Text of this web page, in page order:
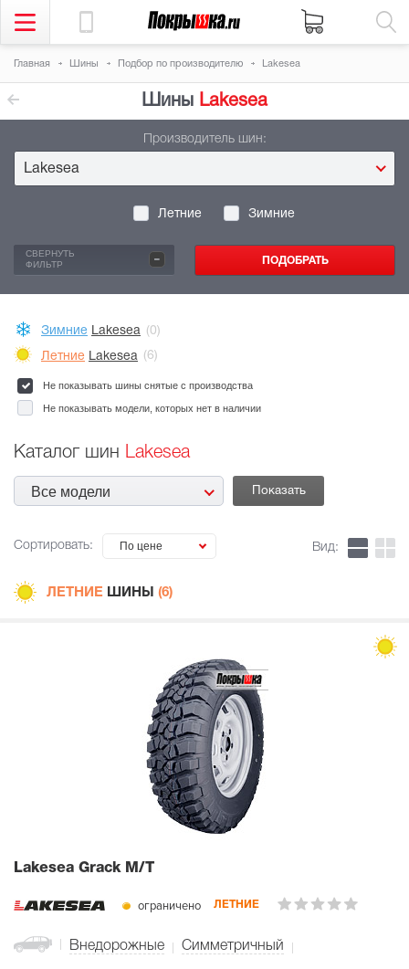
Главная Шины Подбор по производителю Lakesea
Шины Lakesea
Производитель шин:
Lakesea
Летние Зимние
СВЕРНУТЬ
ФИЛЬТР
-
Зимние Lakesea (0)
Летние Lakesea (6)
Не показывать шины снятые с производства
Не показывать модели, которых нет в наличии
Каталог шин Lakesea
Все модели
Сортировать: По цене Вид:
ЛЕТНИЕ ШИНЫ (6)
Lakesea Grack M/T
ограничено ЛЕТНИЕ
Внедорожные Симметричный